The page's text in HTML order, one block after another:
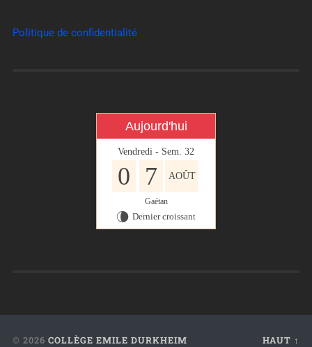
Politique de confidentialité
Aujourd'hui
Vendredi - Sem. 32
0 7 AOÛT
Gaétan
V Dernier croissant
© 2026 COLLÈGE EMILE DURKHEIM HAUT ↑